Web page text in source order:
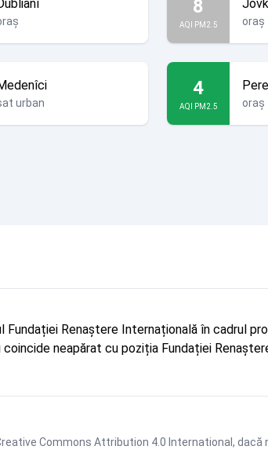
8
AQI PM2.5 oraș
urban
4
AQI PM2.5 oraș
Renaștere Internațională în cadrul
neapărat cu poziția Fundației
Commons Attribution 4.0 International , dacă